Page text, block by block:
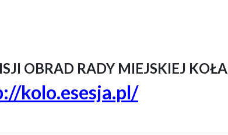
OBRAD RADY MIEJSKIEJ KOŁA
kolo.esesja.pl/